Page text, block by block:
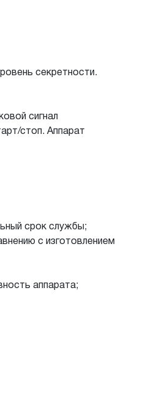
секретности.
сигнал
стоп. Аппарат
срок службы;
с изготовлением
аппарата;